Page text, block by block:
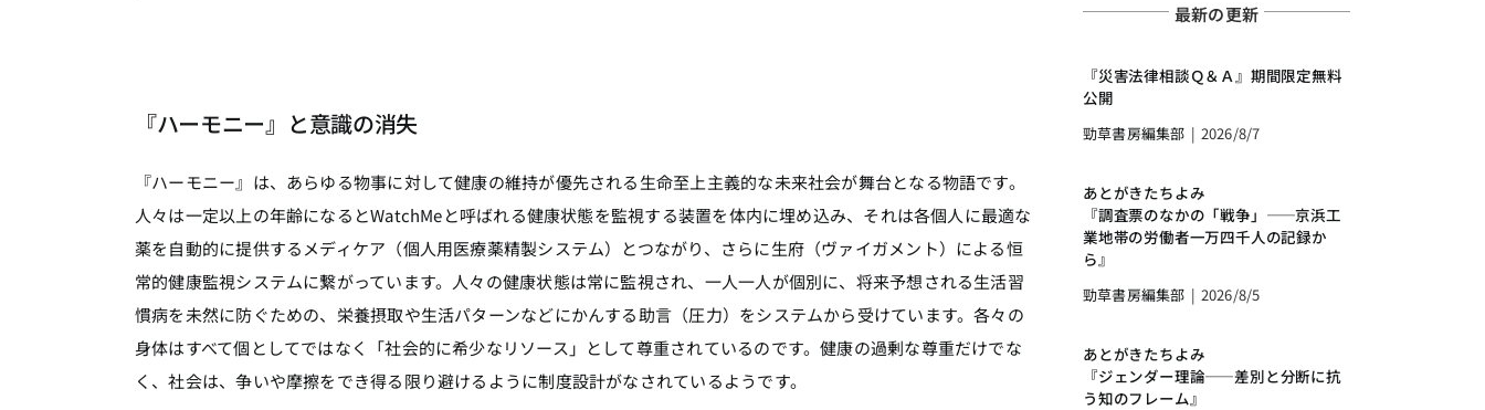
『ハーモニー』と意識の消失
『ハーモニー』は、あらゆる物事に対して健康の維持が優先される生命至上主義的な未来社会が舞台となる物語です。
人々は一定以上の年齢になるとWatchMeと呼ばれる健康状態を監視する装置を体内に埋め込み、それは各個人に最適な
薬を自動的に提供するメディケア（個人用医療薬精製システム）とつながり、さらに生府（ヴァイガメント）による恒
常的健康監視システムに繋がっています。人々の健康状態は常に監視され、一人一人が個別に、将来予想される生活習
慣病を未然に防ぐための、栄養摂取や生活パターンなどにかんする助言（圧力）をシステムから受けています。各々の
身体はすべて個としてではなく「社会的に希少なリソース」として尊重されているのです。健康の過剰な尊重だけでな
く、社会は、争いや摩擦をでき得る限り避けるように制度設計がなされているようです。
最新の更新
『災害法律相談Ｑ＆Ａ』期間限定無料
公開
勁草書房編集部 | 2026/8/7
あとがきたちよみ
『調査票のなかの「戦争」――京浜工
業地帯の労働者一万四千人の記録か
ら』
勁草書房編集部 | 2026/8/5
あとがきたちよみ
『ジェンダー理論――差別と分断に抗
う知のフレーム』